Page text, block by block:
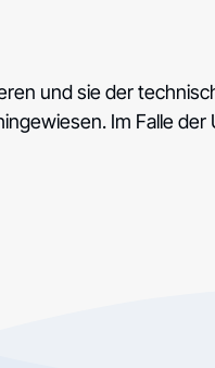
und sie der
Im Falle